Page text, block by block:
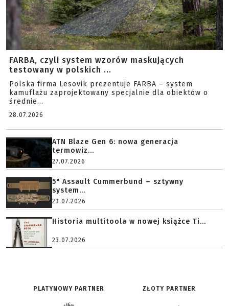
FARBA, czyli system wzorów maskujących
testowany w polskich ...
Polska firma Lesovik prezentuje FARBA – system
kamuflażu zaprojektowany specjalnie dla obiektów o
średnie...
28.07.2026
ATN Blaze Gen 6: nowa generacja
termowiz...
27.07.2026
5" Assault Cummerbund – sztywny
system...
23.07.2026
Historia multitoola w nowej książce Ti...
23.07.2026
PLATYNOWY PARTNER ZŁOTY PARTNER